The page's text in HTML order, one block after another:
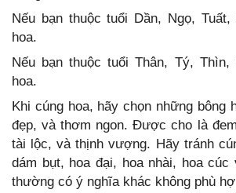
Nếu bạn thuộc tuổi Dần, Ngọ,
hoa.
Nếu bạn thuộc tuổi Thân, Tý, Thìn,
hoa.
Khi cúng hoa, hãy chọn những bông
đẹp, và thơm ngon. Được cho là
tài lộc, và thịnh vượng. Hãy tránh
dám bụt, hoa đại, hoa nhài, hoa
thường có ý nghĩa khác không phù